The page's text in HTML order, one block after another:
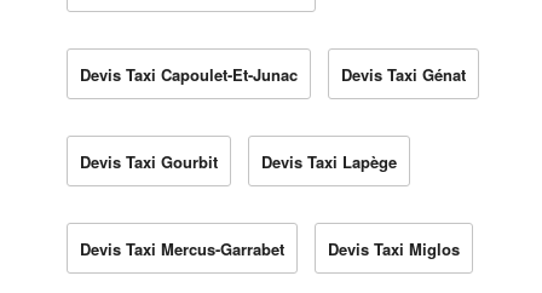
Devis Taxi Capoulet-Et-Junac Devis Taxi Génat
Devis Taxi Gourbit Devis Taxi Lapège
Devis Taxi Mercus-Garrabet Devis Taxi Miglos